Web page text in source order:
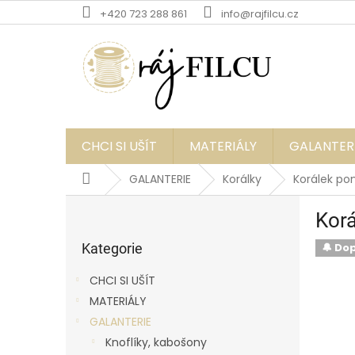
na
+420 723 288 861 info@rajfilcu.cz
CHCI SI UŠÍT MATERIÁLY
DomůGALANTERIE Korálky Korálek
kategorie
Kategorie
CHCI SI UŠÍT
MATERIÁLY
GALANTERIE
Knoflíky, kabošony
🔔